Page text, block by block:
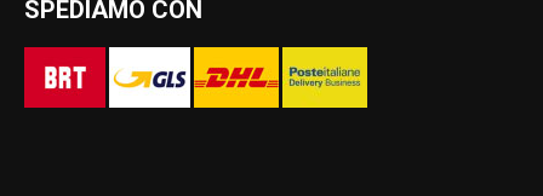
SPEDIAMO CON